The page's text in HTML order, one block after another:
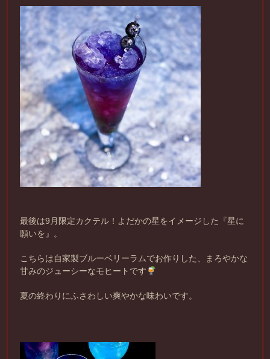
最後は9月限定カクテル！よだかの星をイメージした『星に
願いを』。
こちらは自家製ブルーベリーラムでお作りした、まろやかな
甘みのジューシーなモヒートです
夏の終わりにふさわしい爽やかな味わいです。